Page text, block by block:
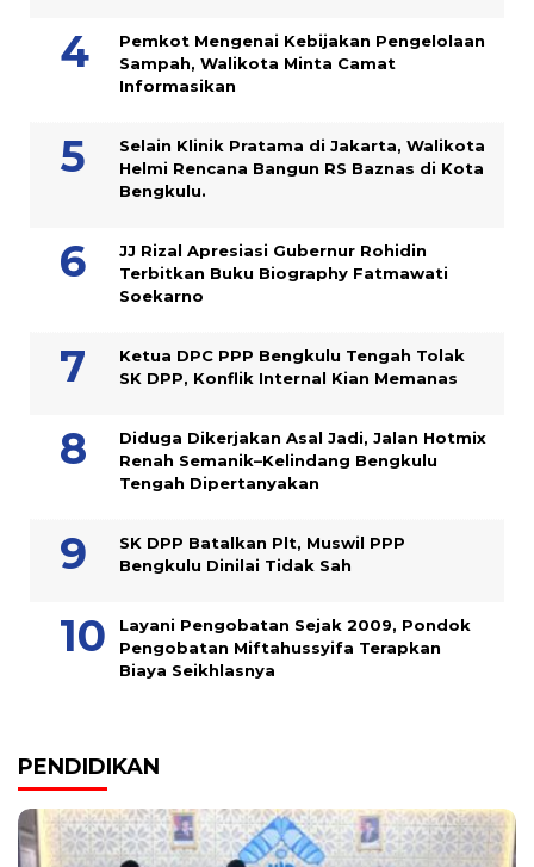
Pemkot Mengenai Kebijakan Pengelolaan
Sampah, Walikota Minta Camat
Informasikan
Selain Klinik Pratama di Jakarta, Walikota
Helmi Rencana Bangun RS Baznas di Kota
Bengkulu.
JJ Rizal Apresiasi Gubernur Rohidin
Terbitkan Buku Biography Fatmawati
Soekarno
Ketua DPC PPP Bengkulu Tengah Tolak
SK DPP, Konflik Internal Kian Memanas
Diduga Dikerjakan Asal Jadi, Jalan Hotmix
Renah Semanik–Kelindang Bengkulu
Tengah Dipertanyakan
SK DPP Batalkan Plt, Muswil PPP
Bengkulu Dinilai Tidak Sah
Layani Pengobatan Sejak 2009, Pondok
Pengobatan Miftahussyifa Terapkan
Biaya Seikhlasnya
PENDIDIKAN